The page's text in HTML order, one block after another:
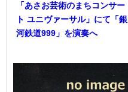
「あさお芸術のまちコンサー
ト ユニヴァーサル」にて「銀
河鉄道999」を演奏へ